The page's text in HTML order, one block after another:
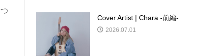
Cover Artist | Chara -前編-
2026.07.01